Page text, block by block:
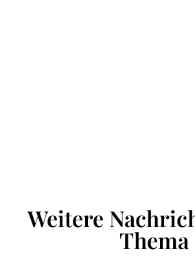
Weitere
Thema